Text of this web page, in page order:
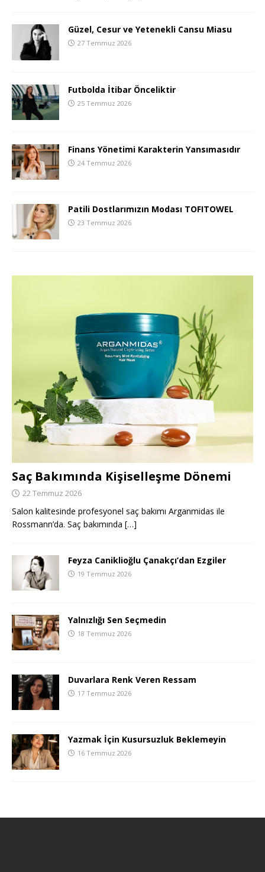
Güzel, Cesur ve Yetenekli Cansu Miasu
27 Temmuz 2026
Futbolda İtibar Önceliktir
25 Temmuz 2026
Finans Yönetimi Karakterin Yansımasıdır
24 Temmuz 2026
Patili Dostlarımızın Modası TOFITOWEL
23 Temmuz 2026
Saç Bakımında Kişiselleşme Dönemi
22 Temmuz 2026
Salon kalitesinde profesyonel saç bakımı Arganmidas ile
Rossmann’da. Saç bakımında […]
Feyza Caniklioğlu Çanakçı’dan Ezgiler
19 Temmuz 2026
Yalnızlığı Sen Seçmedin
18 Temmuz 2026
Duvarlara Renk Veren Ressam
17 Temmuz 2026
Yazmak İçin Kusursuzluk Beklemeyin
16 Temmuz 2026